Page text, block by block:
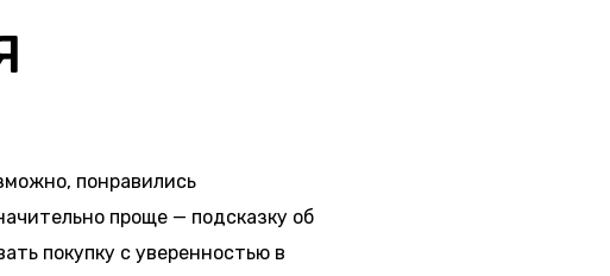
понравились
проще — подсказку об
покупку с уверенностью в